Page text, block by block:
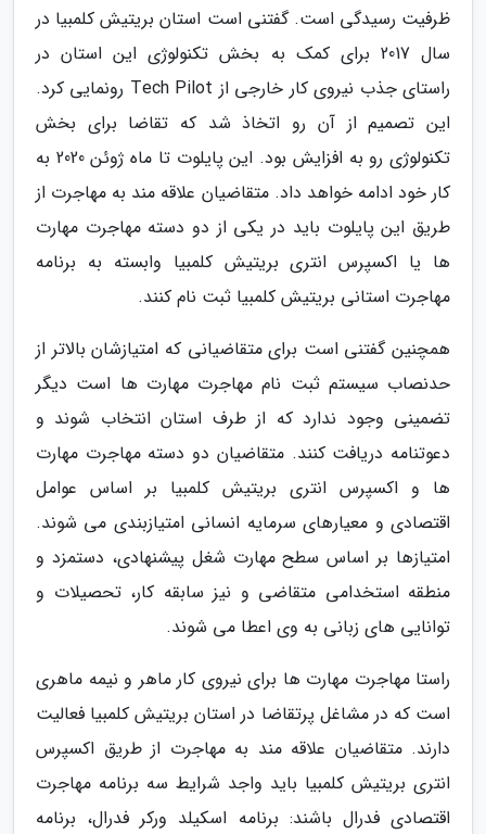
ظرفیت رسیدگی است. گفتنی است استان بریتیش کلمبیا در
سال 2017 برای کمک به بخش تکنولوژی این استان در
راستای جذب نیروی کار خارجی از Tech Pilot رونمایی کرد.
این تصمیم از آن رو اتخاذ شد که تقاضا برای بخش
تکنولوژی رو به افزایش بود. این پایلوت تا ماه ژوئن 2020 به
کار خود ادامه خواهد داد. متقاضیان علاقه مند به مهاجرت از
طریق این پایلوت باید در یکی از دو دسته مهاجرت مهارت
ها یا اکسپرس انتری بریتیش کلمبیا وابسته به برنامه
مهاجرت استانی بریتیش کلمبیا ثبت نام کنند.
همچنین گفتنی است برای متقاضیانی که امتیازشان بالاتر از
حدنصاب سیستم ثبت نام مهاجرت مهارت ها است دیگر
تضمینی وجود ندارد که از طرف استان انتخاب شوند و
دعوتنامه دریافت کنند. متقاضیان دو دسته مهاجرت مهارت
ها و اکسپرس انتری بریتیش کلمبیا بر اساس عوامل
اقتصادی و معیارهای سرمایه انسانی امتیازبندی می شوند.
امتیازها بر اساس سطح مهارت شغل پیشنهادی، دستمزد و
منطقه استخدامی متقاضی و نیز سابقه کار، تحصیلات و
توانایی های زبانی به وی اعطا می شوند.
راستا مهاجرت مهارت ها برای نیروی کار ماهر و نیمه ماهری
است که در مشاغل پرتقاضا در استان بریتیش کلمبیا فعالیت
دارند. متقاضیان علاقه مند به مهاجرت از طریق اکسپرس
انتری بریتیش کلمبیا باید واجد شرایط سه برنامه مهاجرت
اقتصادی فدرال باشند: برنامه اسکیلد ورکر فدرال، برنامه